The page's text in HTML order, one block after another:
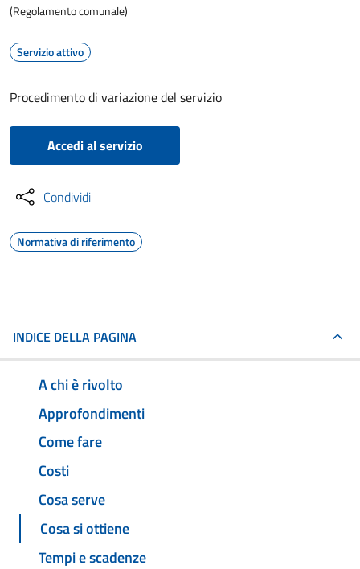
(Regolamento comunale)
Servizio attivo
Procedimento di variazione del servizio
Accedi al servizio
Condividi
Normativa di riferimento
INDICE DELLA PAGINA
A chi è rivolto
Approfondimenti
Come fare
Costi
Cosa serve
Cosa si ottiene
Tempi e scadenze